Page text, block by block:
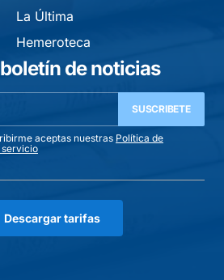
La Última
Hemeroteca
de noticias
SUSCRIBETE
aceptas nuestras Política de
servicio
Descargar tarifas